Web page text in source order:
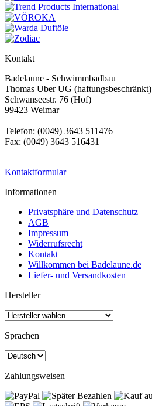
Kontakt
Badelaune - Schwimmbadbau
Thomas Uber UG (haftungsbeschränkt)
Schwanseestr. 76 (Hof)
99423 Weimar
Telefon: (0049) 3643 511476
Fax: (0049) 3643 516431
Kontaktformular
Informationen
Privatsphäre und Datenschutz
AGB
Impressum
Widerrufsrecht
Kontakt
Willkommen bei Badelaune.de
Liefer- und Versandkosten
Hersteller
Sprachen
Zahlungsweisen